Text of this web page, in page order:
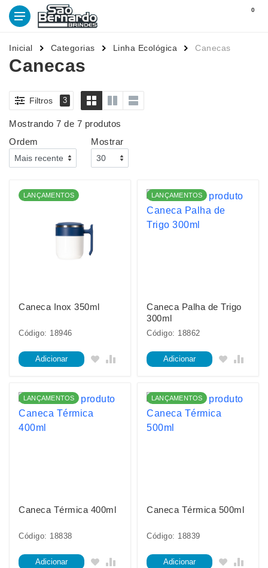
0
Inicial Categorias Linha Ecológica Canecas
Canecas
Filtros 3
Mostrando 7 de 7 produtos
Ordem
Mostrar
LANÇAMENTOS
Caneca Inox 350ml
Código: 18946
Adicionar
LANÇAMENTOS
Caneca Palha de Trigo
300ml
Código: 18862
Adicionar
LANÇAMENTOS
Caneca Térmica 400ml
Código: 18838
Adicionar
LANÇAMENTOS
Caneca Térmica 500ml
Código: 18839
Adicionar